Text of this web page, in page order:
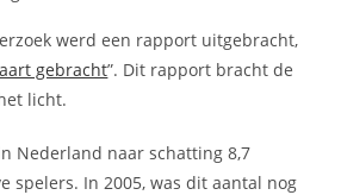
werd een rapport uitgebracht,
gebracht”. Dit rapport bracht de
licht.
Nederland naar schatting 8,7
spelers. In 2005, was dit aantal nog